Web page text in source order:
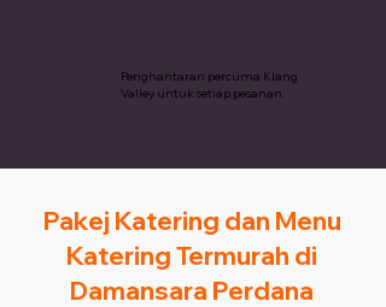
Penghantaran percuma Klang
Valley untuk setiap pesanan.
Pakej Katering dan Menu
Katering Termurah di
Damansara Perdana